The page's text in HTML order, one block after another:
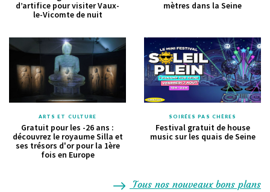
d’artifice pour visiter Vaux-
le-Vicomte de nuit
mètres dans la Seine
ARTS ET CULTURE
Gratuit pour les -26 ans :
découvrez le royaume Silla et
ses trésors d'or pour la 1ère
fois en Europe
SOIRÉES PAS CHÈRES
Festival gratuit de house
music sur les quais de Seine
Tous nos nouveaux bons plans